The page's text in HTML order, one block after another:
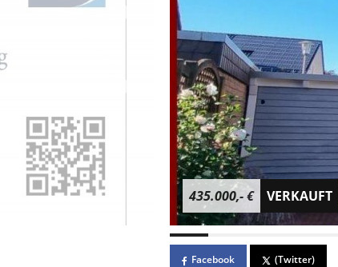
435.000,- € VERKAUFT
Facebook (Twitter)